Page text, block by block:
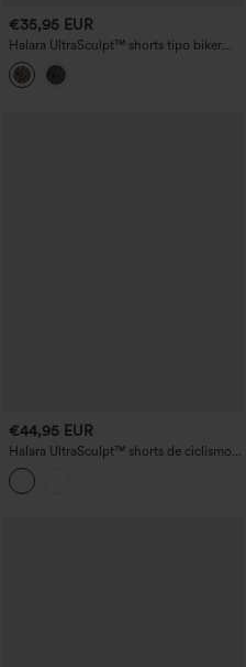
€35,95 EUR
Halara UltraSculpt™ shorts tipo biker
para entrenamiento con estampado de
leopardo, talle alto, control de
abdomen, franjas en bloques de color,
€44,95 EUR
Halara UltraSculpt™ shorts de ciclismo
para entrenamiento con estampado
camuflaje, talle alto y control
abdominal, 7'' con bolsillos